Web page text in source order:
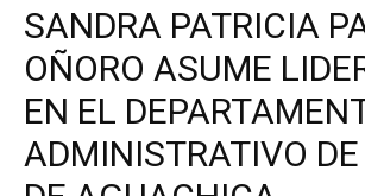
SANDRA PATRICIA
OÑORO ASUME
EN EL
ADMINISTRATIVO